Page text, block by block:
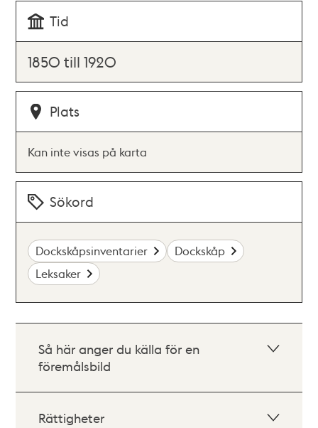
Tid
1850 till 1920
Plats
Kan inte visas på karta
Sökord
Dockskåpsinventarier
Dockskåp
Leksaker
Så här anger du källa för en
föremålsbild
Rättigheter